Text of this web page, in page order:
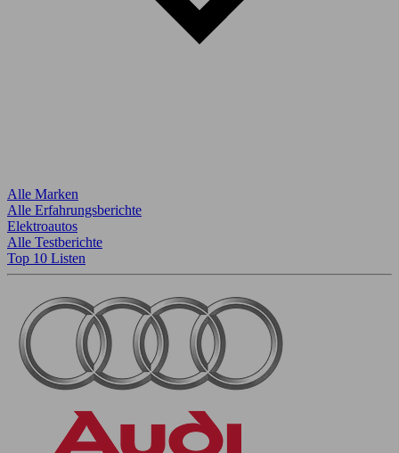
Alle Marken
Alle Erfahrungsberichte
Elektroautos
Alle Testberichte
Top 10 Listen